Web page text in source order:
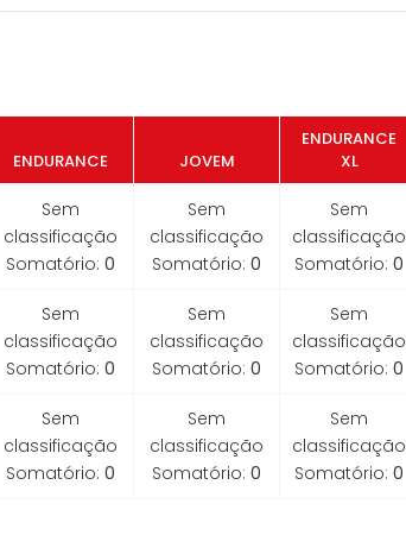
ENDURANCE JOVEM
ENDURANCE
XL
Sem
classificação
Somatório: 0
Sem
classificação
Somatório: 0
Sem
classificação
Somatório: 0
Sem
classificação
Somatório: 0
Sem
classificação
Somatório: 0
Sem
classificação
Somatório: 0
Sem
classificação
Somatório: 0
Sem
classificação
Somatório: 0
Sem
classificação
Somatório: 0